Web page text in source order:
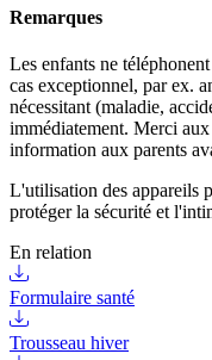
Remarques
Les enfants ne
cas exceptionnel, par ex.
nécessitant (maladie,
immédiatement. Merci aux
information aux parents
L'utilisation des appareils
protéger la sécurité et
En relation
Formulaire santé
Trousseau hiver